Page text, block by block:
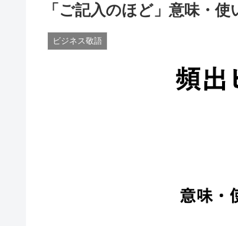
「ご記入のほど」意味・
ビジネス敬語